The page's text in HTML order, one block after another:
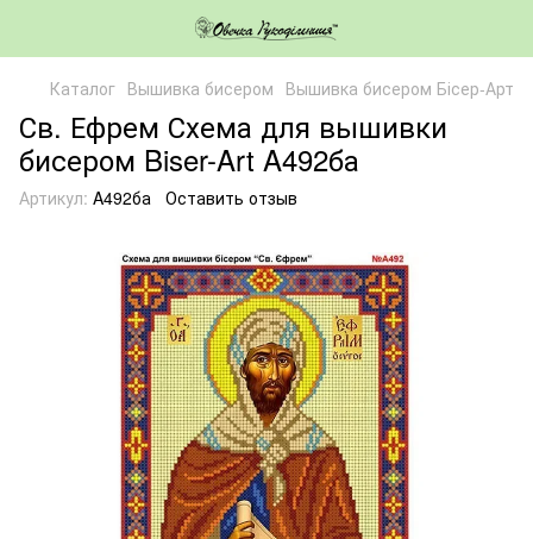
Каталог Вышивка бисером Вышивка бисером Бісер-Арт
Св. Ефрем Схема для вышивки
бисером Biser-Art A492ба
Артикул: A492ба Оставить отзыв